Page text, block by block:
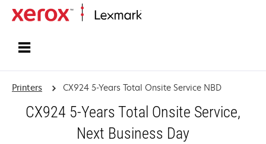
Printers CX924 5-Years Total Onsite Service NBD
CX924 5-Years Total Onsite Service,
Next Business Day